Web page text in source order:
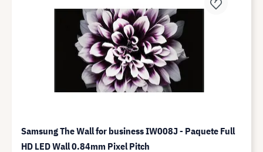
Samsung The Wall for business IW008J - Paquete Full
HD LED Wall 0.84mm Pixel Pitch